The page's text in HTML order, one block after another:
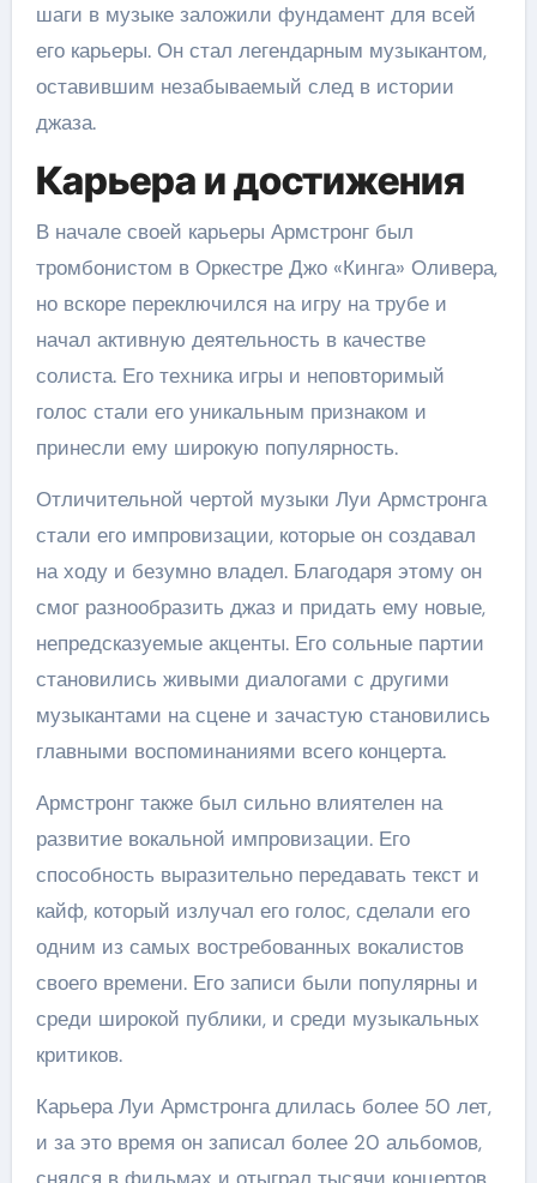
шаги в музыке заложили фундамент для всей
его карьеры. Он стал легендарным музыкантом,
оставившим незабываемый след в истории
джаза.
Карьера и достижения
В начале своей карьеры Армстронг был
тромбонистом в Оркестре Джо «Кинга» Оливера,
но вскоре переключился на игру на трубе и
начал активную деятельность в качестве
солиста. Его техника игры и неповторимый
голос стали его уникальным признаком и
принесли ему широкую популярность.
Отличительной чертой музыки Луи Армстронга
стали его импровизации, которые он создавал
на ходу и безумно владел. Благодаря этому он
смог разнообразить джаз и придать ему новые,
непредсказуемые акценты. Его сольные партии
становились живыми диалогами с другими
музыкантами на сцене и зачастую становились
главными воспоминаниями всего концерта.
Армстронг также был сильно влиятелен на
развитие вокальной импровизации. Его
способность выразительно передавать текст и
кайф, который излучал его голос, сделали его
одним из самых востребованных вокалистов
своего времени. Его записи были популярны и
среди широкой публики, и среди музыкальных
критиков.
Карьера Луи Армстронга длилась более 50 лет,
и за это время он записал более 20 альбомов,
снялся в фильмах и отыграл тысячи концертов